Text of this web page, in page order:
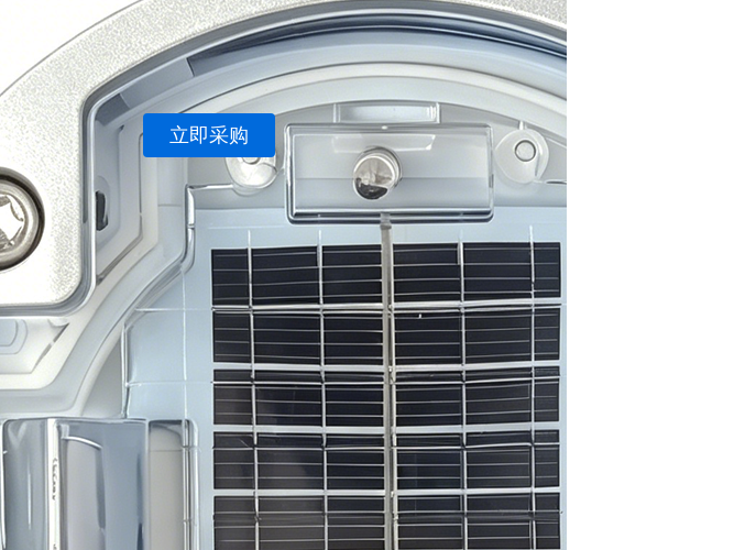
立即采购